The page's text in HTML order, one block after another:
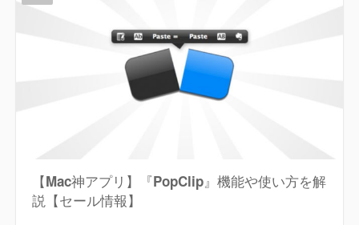
【Mac神アプリ】『PopClip』機能や使い方を解
説【セール情報】